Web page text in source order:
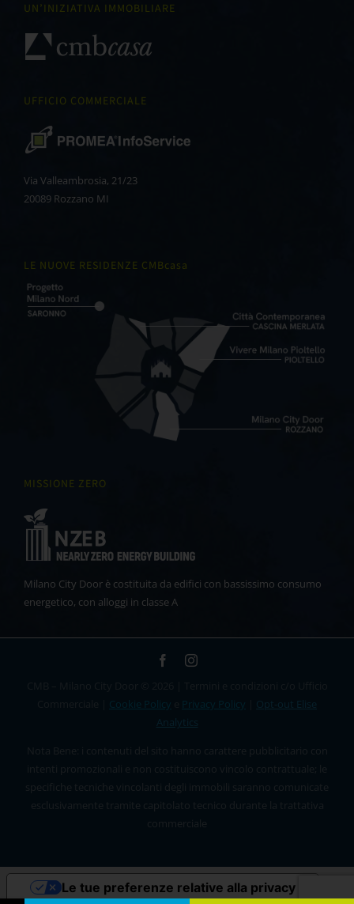
UN’INIZIATIVA IMMOBILIARE
UFFICIO COMMERCIALE
Via Valleambrosia, 21/23
20089 Rozzano MI
LE NUOVE RESIDENZE CMBcasa
MISSIONE ZERO
Milano City Door è costituita da edifici con bassissimo consumo
energetico, con alloggi in classe A
Cookie Policy Privacy Policy
Opt-out Elise
Analytics
Le tue preferenze relative alla privacy